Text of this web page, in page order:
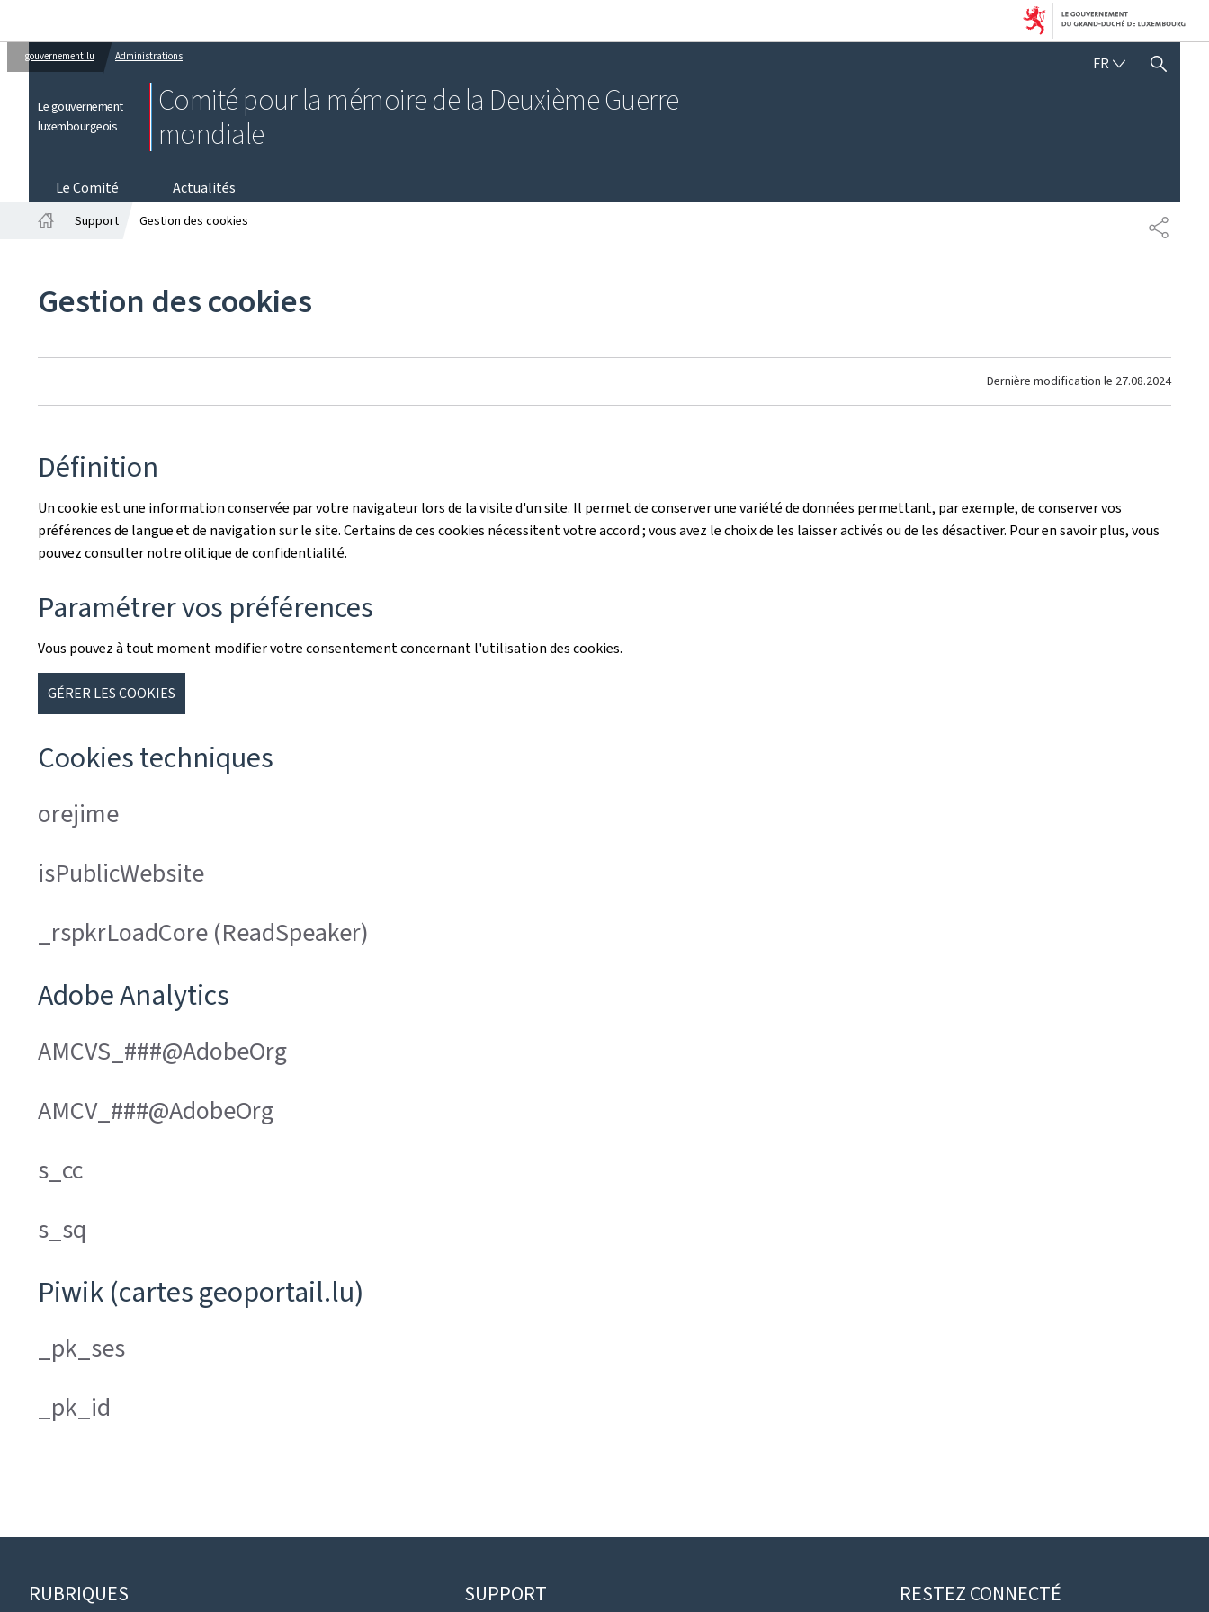
gouvernement.lu Administrations
Le gouvernement
luxembourgeois
Comité pour la mémoire de la Deuxième Guerre
mondiale
FRFRANÇAIS
AFFICHER / MASQUER
Le Comité
Actualités
Support Gestion des cookies
Gestion des cookies
Dernière modification le 27.08.2024
Définition
Un cookie est une information conservée par votre navigateur lors de la visite d'un site. Il permet de conserver une variété de données permettant, par exemple, de conserver vos
préférences de langue et de navigation sur le site. Certains de ces cookies nécessitent votre accord ; vous avez le choix de les laisser activés ou de les désactiver. Pour en savoir plus, vous
pouvez consulter notre olitique de confidentialité.
Paramétrer vos préférences
Vous pouvez à tout moment modifier votre consentement concernant l'utilisation des cookies.
GÉRER LES COOKIES
Cookies techniques
orejime
isPublicWebsite
_rspkrLoadCore (ReadSpeaker)
Adobe Analytics
AMCVS_###@AdobeOrg
AMCV_###@AdobeOrg
s_cc
s_sq
Piwik (cartes geoportail.lu)
_pk_ses
_pk_id
Pied
RUBRIQUES SUPPORT RESTEZ CONNECTÉ